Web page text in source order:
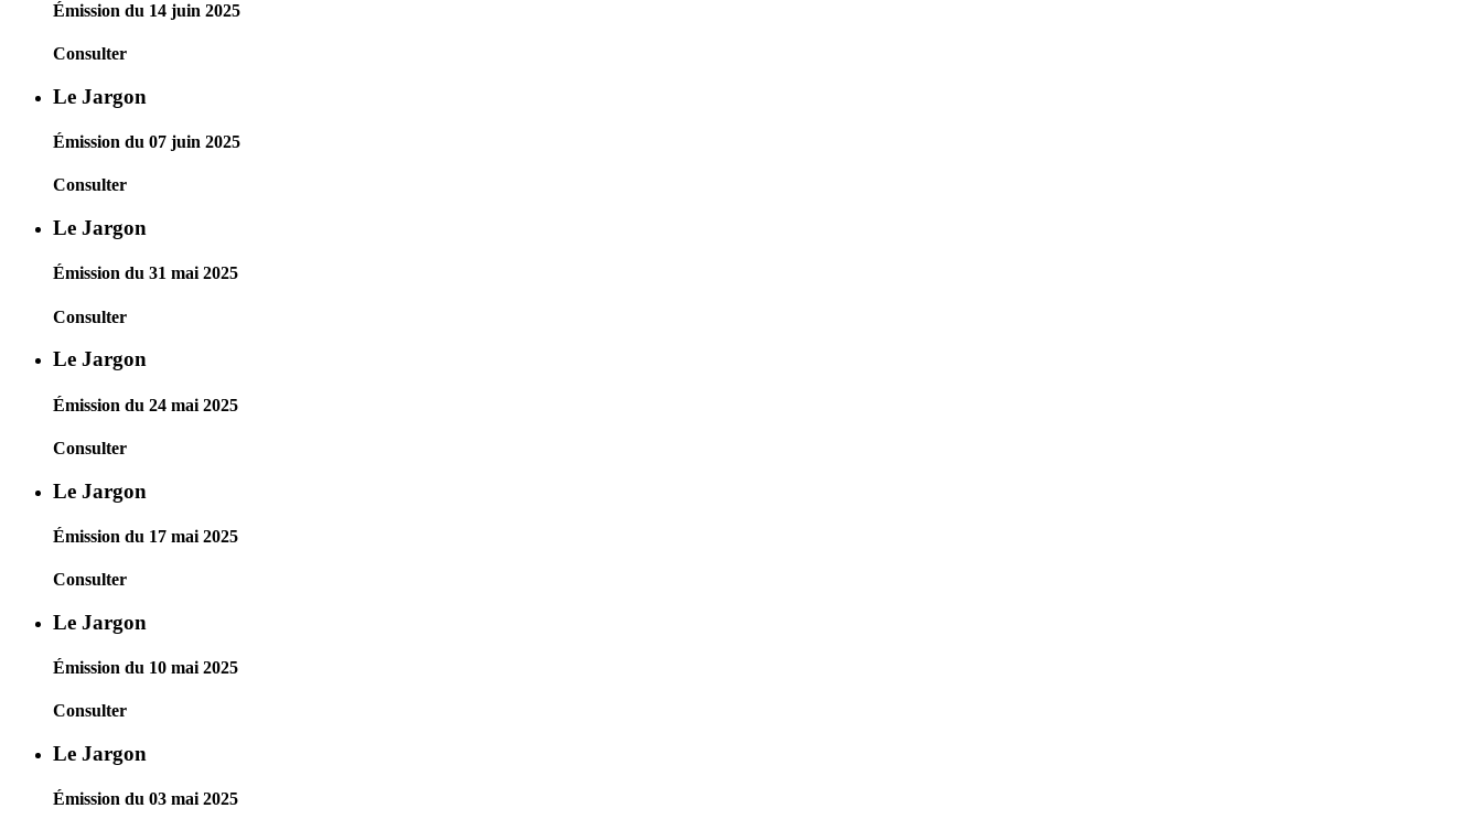
Émission du 14 juin 2025
Consulter
Le Jargon
Émission du 07 juin 2025
Consulter
Le Jargon
Émission du 31 mai 2025
Consulter
Le Jargon
Émission du 24 mai 2025
Consulter
Le Jargon
Émission du 17 mai 2025
Consulter
Le Jargon
Émission du 10 mai 2025
Consulter
Le Jargon
Émission du 03 mai 2025